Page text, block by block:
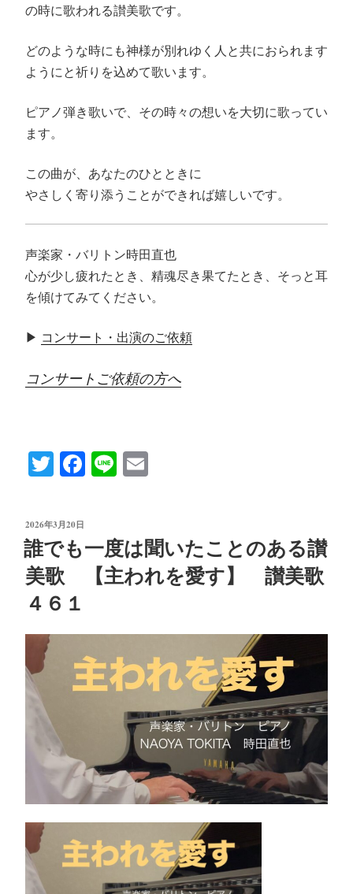
の時に歌われる讃美歌です。
どのような時にも神様が別れゆく人と共におられます
ようにと祈りを込めて歌います。
ピアノ弾き歌いで、その時々の想いを大切に歌ってい
ます。
この曲が、あなたのひとときに
やさしく寄り添うことができれば嬉しいです。
声楽家・バリトン時田直也
心が少し疲れたとき、精魂尽き果てたとき、そっと耳
を傾けてみてください。
▶ コンサート・出演のご依頼
コンサートご依頼の方へ
T
tte
r
Fa
ok
Li
投
稿
日:
2026年3月20日
誰でも一度は聞いたことのある讃
美歌 【主われを愛す】 讃美歌
４６１